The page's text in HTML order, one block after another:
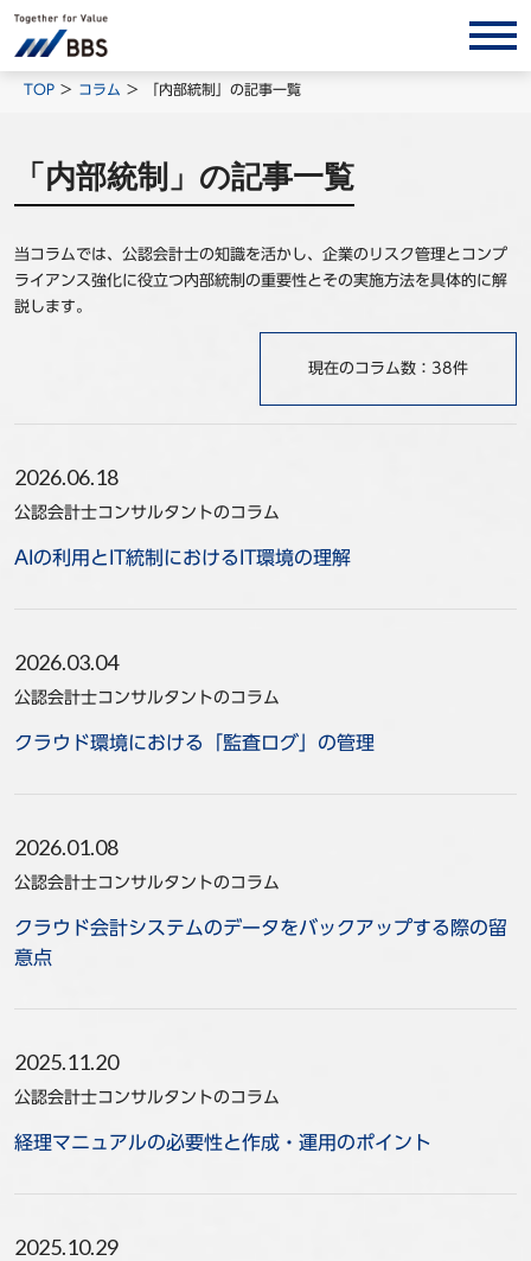
サービス/ソリューション
製品・ソリューション
BPO
インサイト
出版書籍
事例
お問い合わせ
TOP コラム 「内部統制」の記事一覧
「内部統制」の記事一覧
当コラムでは、公認会計士の知識を活かし、企業のリスク管理とコンプ
ライアンス強化に役立つ内部統制の重要性とその実施方法を具体的に解
説します。
現在のコラム数：38件
2026.06.18
公認会計士コンサルタントのコラム
AIの利用とIT統制におけるIT環境の理解
2026.03.04
公認会計士コンサルタントのコラム
クラウド環境における「監査ログ」の管理
2026.01.08
公認会計士コンサルタントのコラム
クラウド会計システムのデータをバックアップする際の留
意点
2025.11.20
公認会計士コンサルタントのコラム
経理マニュアルの必要性と作成・運用のポイント
2025.10.29